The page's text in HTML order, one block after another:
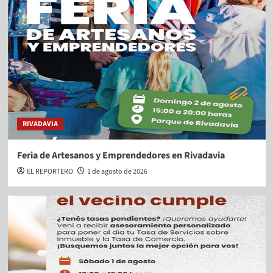
RIVADAVIA
Feria de Artesanos y Emprendedores en Rivadavia
EL REPORTERO 1 de agosto de 2026